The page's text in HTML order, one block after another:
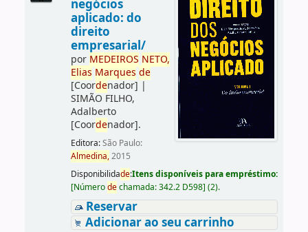
negócios
aplicado: do
direito
empresarial/
por MEDEIROS NETO,
Elias Marques de
[Coordenador] |
SIMÃO FILHO,
Adalberto
[Coordenador].
Editora:São Paulo:
Almedina,2015
Disponibilidade:Itens disponíveis para empréstimo:
[Númerodechamada:342.2 D598] (2).
Reservar
Adicionar ao seu carrinho